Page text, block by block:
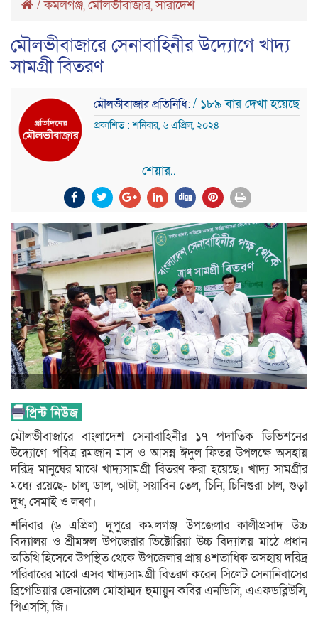
/কমলগঞ্জ,মৌলভীবাজার,সারাদেশ
মৌলভীবাজারে সেনাবাহিনীর উদ্যোগে খাদ্য
সামগ্রী বিতরণ
মৌলভীবাজার প্রতিনিধি:/ ১৮৯ বার দেখা হয়েছে
প্রকাশিত : শনিবার, ৬ এপ্রিল, ২০২৪
শেয়ার..
মৌলভীবাজারে বাংলাদেশ সেনাবাহিনীর ১৭ পদাতিক ডিভিশনের
উদ্যোগে পবিত্র রমজান মাস ও আসন্ন ঈদুল ফিতর উপলক্ষে অসহায়
দরিদ্র মানুষের মাঝে খাদ্যসামগ্রী বিতরণ করা হয়েছে। খাদ্য সামগ্রীর
মধ্যে রয়েছে- চাল, ডাল, আটা, সয়াবিন তেল, চিনি, চিনিগুরা চাল, গুড়া
দুধ, সেমাই ও লবণ।
শনিবার (৬ এপ্রিল) দুপুরে কমলগঞ্জ উপজেলার কালীপ্রসাদ উচ্চ
বিদ্যালয় ও শ্রীমঙ্গল উপজেরার ভিক্টোরিয়া উচ্চ বিদ্যালয় মাঠে প্রধান
অতিথি হিসেবে উপস্থিত থেকে উপজেলার প্রায় ৪শতাধিক অসহায় দরিদ্র
পরিবারের মাঝে এসব খাদ্যসামগ্রী বিতরণ করেন সিলেট সেনানিবাসের
ব্রিগেডিয়ার জেনারেল মোহাম্মদ হুমায়ুন কবির এনডিসি, এএফডব্লিউসি,
পিএসসি, জি।